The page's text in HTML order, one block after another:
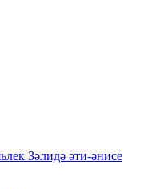
Зәлидә әти-әнисе